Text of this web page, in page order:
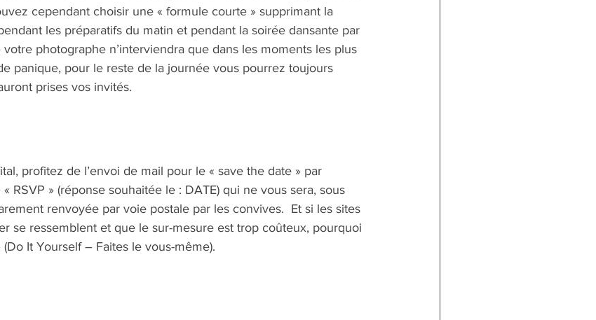
cependant choisir une « formule courte » supprimant la
les préparatifs du matin et pendant la soirée dansante par
photographe n’interviendra que dans les moments les plus
panique, pour le reste de la journée vous pourrez toujours
prises vos invités.
profitez de l’envoi de mail pour le « save the date » par
RSVP » (réponse souhaitée le : DATE) qui ne vous sera, sous
renvoyée par voie postale par les convives.  Et si les sites
se ressemblent et que le sur-mesure est trop coûteux, pourquoi
It Yourself – Faites le vous-même).